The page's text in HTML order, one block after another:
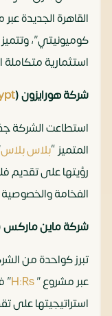
القاهرة الجديدة
كوميونيتي”،
استثمارية متكاملة
شركة هورايزون (
استطاعت الشركة
المتميز “بلاس بلاس
رؤيتها على تقديم
الفخامة
شركة ماين ماركس
تبرز كواحدة من
عبر مشروع ”H:Rs
”
استراتيجيتها على